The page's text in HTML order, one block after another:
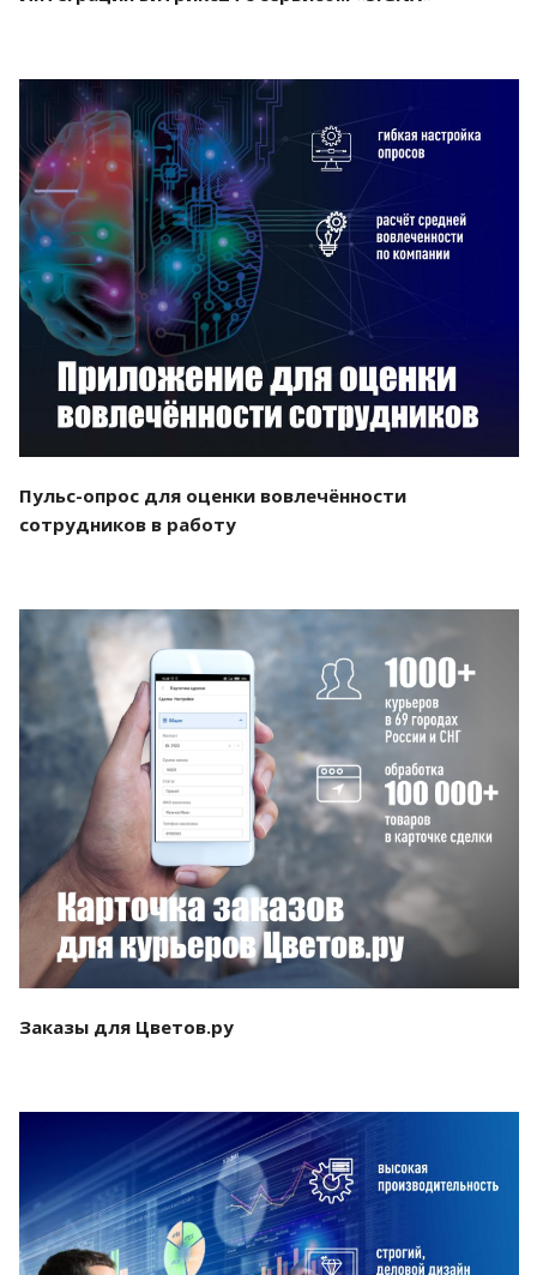
Смотреть проект
Пульс-опрос для оценки вовлечённости
сотрудников в работу
Смотреть проект
Заказы для Цветов.ру